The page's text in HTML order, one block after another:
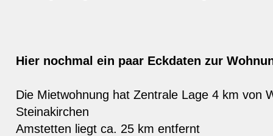
Hier nochmal ein paar Eckdaten zur
Die Mietwohnung hat Zentrale Lage 4 km von
Steinakirchen
Amstetten liegt ca. 25 km entfernt